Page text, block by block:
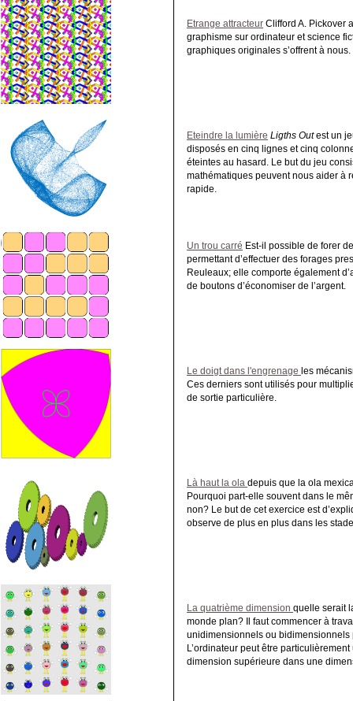
Etrange attracteur Clifford A. Pickover
graphisme sur ordinateur et science
graphiques originales s’offrent à nous.
Eteindre la lumière Ligths Outest un
disposés en cinq lignes et cinq
éteintes au hasard. Le but du jeu
mathématiques peuvent nous aider à
rapide.
Un trou carré Est-il possible de forer
permettant d’effectuer des forages
Reuleaux; elle comporte également
de boutons d’économiser de l’argent.
Le doigt dans l'engrenage les
Ces derniers sont utilisés pour
de sortie particulière.
Là haut la ola depuis que la ola
Pourquoi part-elle souvent dans le
non? Le but de cet exercice est
observe de plus en plus dans les
La quatrième dimension quelle serait
monde plan? Il faut commencer à
unidimensionnels ou bidimensionnels
L’ordinateur peut être
dimension supérieure dans une